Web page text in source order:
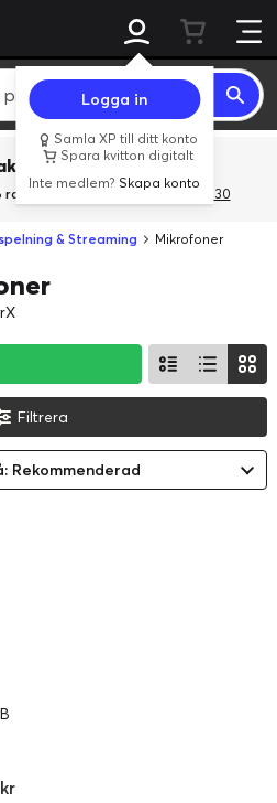
Logga in
Samla XP till ditt konto
Spara kvitton digitalt
Inte medlem?Skapa konto
över 800 kr.
rabatt med rabattkoden 3Gives30
& Streaming Mikrofoner
Filtrera
Rekommenderad